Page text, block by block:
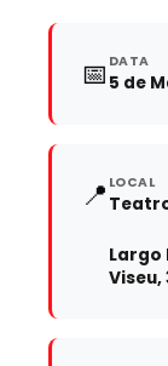
📅 DATA
5 de
📍 LOCAL
Largo
Viseu,